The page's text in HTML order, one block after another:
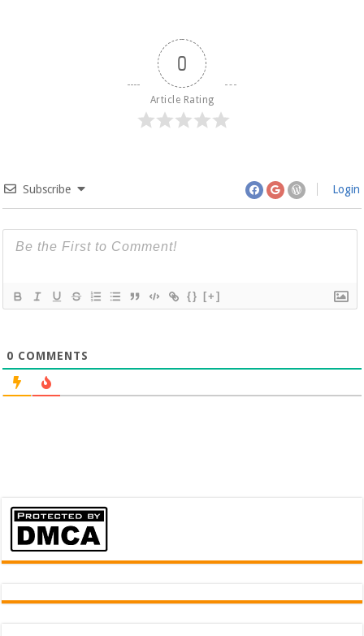
0
Article Rating
Subscribe Login
{} [+]
0 COMMENTS